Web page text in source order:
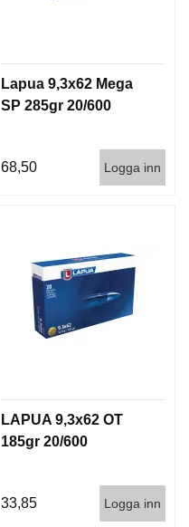
Lapua 9,3x62 Mega
SP 285gr 20/600
68,50 Logga inn
LAPUA 9,3x62 OT
185gr 20/600
33,85 Logga inn